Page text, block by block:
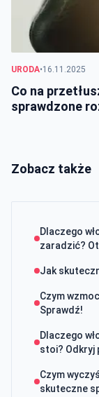
URODA•16.11.2025
Co na
sprawdzone
Zobacz także
Dlaczego
zaradzić?
Jak
Czym
Sprawdź!
Dlaczego
stoi? Odkryj
Czym
skuteczne